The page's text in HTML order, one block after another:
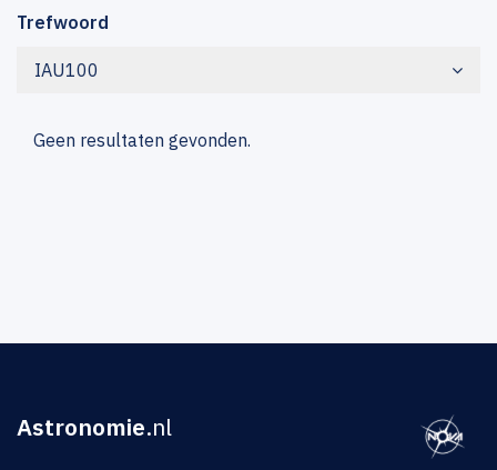
Trefwoord
IAU100
Geen resultaten gevonden.
Astronomie.nl